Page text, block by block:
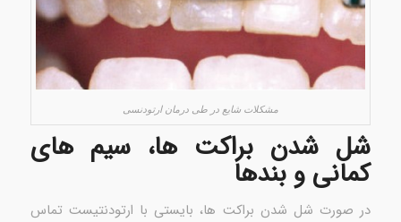
مشکلات شایع در طی درمان ارتودنسی
شل شدن براکت ها، سیم های
کمانی و بندها
در صورت شل شدن براکت ها، بایستی با ارتودنتیست تماس